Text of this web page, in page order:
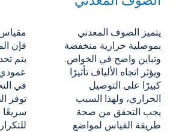
يتميز الصوف المعدني
بموصلية حرارية منخفضة
وتباين واضح في الخواص.
ويؤثر اتجاه الألياف تأثيرًا
كبيرًا على التوصيل
الحراري، ولهذا السبب
يجب التحقق من صحة
طريقة القياس لمواضع
مقياس التدفق الحراري،
فإن
يتم
عمودي
في
توفر
سريعًا